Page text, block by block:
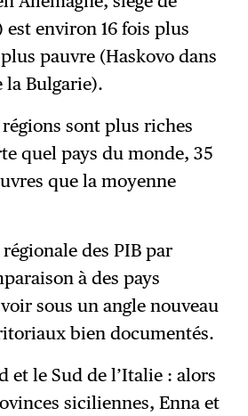
est environ 16 fois plus
pauvre (Haskovo dans
la Bulgarie).
régions sont plus riches
quel pays du monde, 35
que la moyenne
des PIB par
à des pays
sous un angle nouveau
bien documentés.
et le Sud de l’Italie : alors
siciliennes, Enna et